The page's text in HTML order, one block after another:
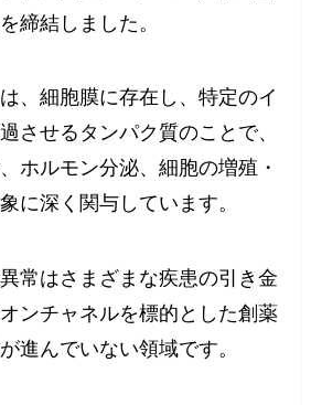
締結しました。
、細胞膜に存在し、特定のイ
させるタンパク質のことで、
ホルモン分泌、細胞の増殖・
に深く関与しています。
常はさまざまな疾患の引き金
ンチャネルを標的とした創薬
進んでいない領域です。